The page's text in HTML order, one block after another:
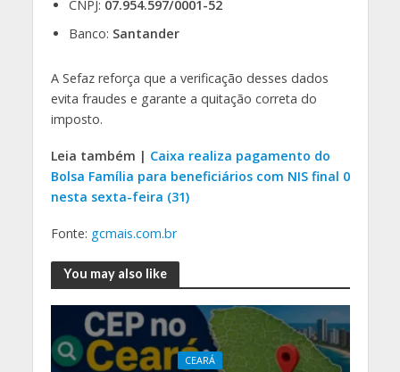
CNPJ: 07.954.597/0001-52
Banco: Santander
A Sefaz reforça que a verificação desses dados
evita fraudes e garante a quitação correta do
imposto.
Leia também | Caixa realiza pagamento do
Bolsa Família para beneficiários com NIS final 0
nesta sexta-feira (31)
Fonte: gcmais.com.br
You may also like
CEARÁ